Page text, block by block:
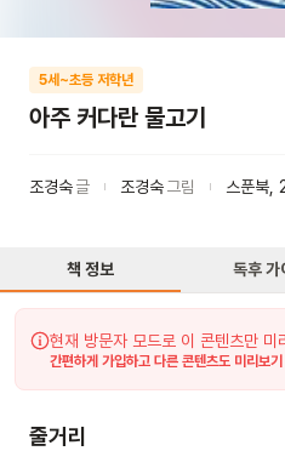
5세~초등 저학년
아주 커다란 물고기
조경숙글 조경숙그림 스푼북
책 정보 독후 가
현재 방문자 모드로 이 콘텐츠만 미
간편하게 가입하고 다른 콘텐츠도 미리보
줄거리